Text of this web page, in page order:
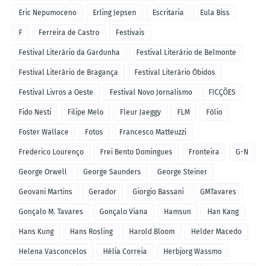
Eric Nepumoceno Erling Jepsen Escritaria Eula Biss
F Ferreira de Castro Festivais
Festival Literário da Gardunha Festival Literário de Belmonte
Festival Literário de Bragança Festival Literário Óbidos
Festival Livros a Oeste Festival Novo Jornalismo FICÇÕES
Fido Nesti Filipe Melo Fleur Jaeggy FLM Fólio
Foster Wallace Fotos Francesco Matteuzzi
Frederico Lourenço Frei Bento Domingues Fronteira G-N
George Orwell George Saunders George Steiner
Geovani Martins Gerador Giorgio Bassani GMTavares
Gonçalo M. Tavares Gonçalo Viana Hamsun Han Kang
Hans Kung Hans Rosling Harold Bloom Helder Macedo
Helena Vasconcelos Hélia Correia Herbjorg Wassmo